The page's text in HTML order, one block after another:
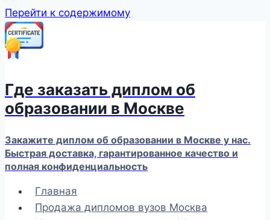
Перейти к содержимому
Где заказать диплом об
образовании в Москве
Закажите диплом об образовании в Москве у нас.
Быстрая доставка, гарантированное качество и
полная конфиденциальность
Главная
Продажа дипломов вузов Москва